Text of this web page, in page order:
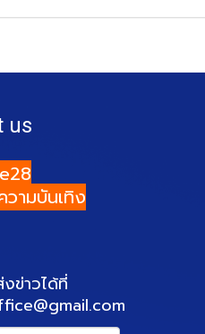
us
วามบันเทิง
ข่าวได้ที่